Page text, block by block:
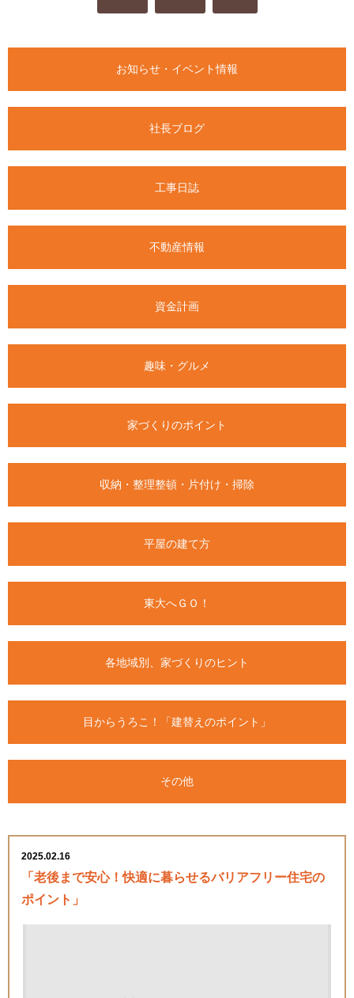
お知らせ・イベント情報
社長ブログ
工事日誌
不動産情報
資金計画
趣味・グルメ
家づくりのポイント
収納・整理整頓・片付け・掃除
平屋の建て方
東大へＧＯ！
各地域別、家づくりのヒント
目からうろこ！「建替えのポイント」
その他
2025.02.16
「老後まで安心！快適に暮らせるバリアフリー住宅の
ポイント」